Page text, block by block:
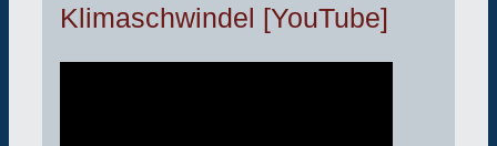
Klimaschwindel [YouTube]